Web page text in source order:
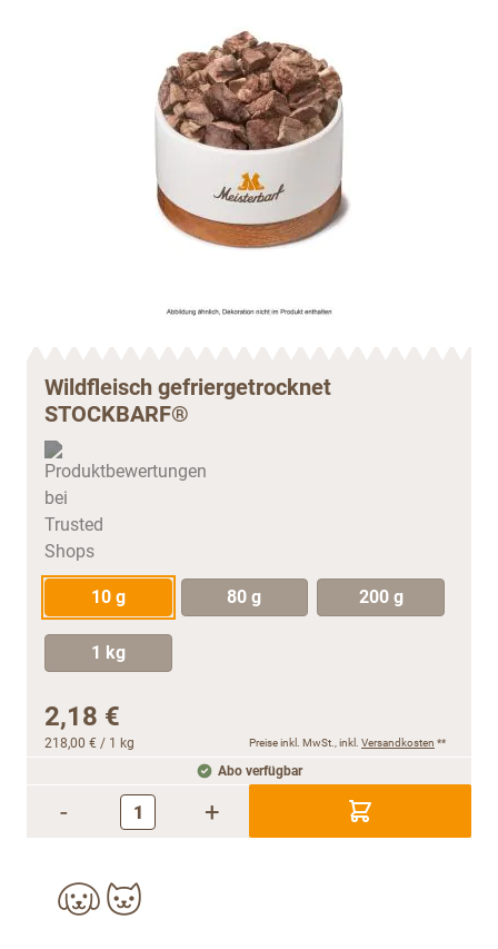
Wildfleisch gefriergetrocknet
STOCKBARF®
10 g 80 g 200 g
1 kg
2,18 €
218,00 € / 1 kg Preise inkl. MwSt., inkl. Versandkosten **
Abo verfügbar
- +